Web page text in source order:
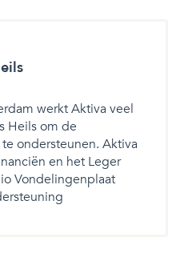
werkt Aktiva veel
Heils om de
ondersteunen. Aktiva
en het Leger
Vondelingenplaat